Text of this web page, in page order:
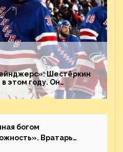
Шестёркин
этом году. Он
богом
Вратарь